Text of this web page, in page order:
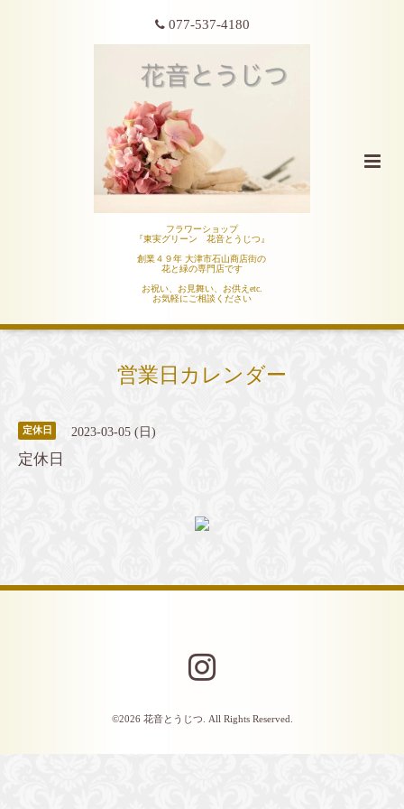
077-537-4180
フラワーショップ
『東実グリーン 花音とうじつ』
創業４９年 大津市石山商店街の
花と緑の専門店です
お祝い、お見舞い、お供えetc.
お気軽にご相談ください
営業日カレンダー
定休日 2023-03-05 (日)
定休日
©2026 花音とうじつ . All Rights Reserved.